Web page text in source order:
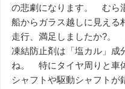
の悲劇になります。 むら
船からガラス越しに見え
走行、満足しましたか?
凍結防止剤は「塩カル」成
ね。 特にタイヤ周りと車
シャフトや駆動シャフト